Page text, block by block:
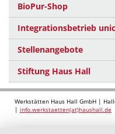
BioPur-Shop
Integrationsbetrieb
Stellenangebote
Stiftung Haus Hall
Werkstätten Haus Hall GmbH |
| info.werkstaetten(at)haushall.de